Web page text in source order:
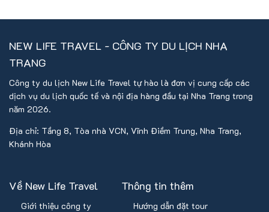
NEW LIFE TRAVEL - CÔNG TY DU LỊCH NHA
TRANG
Công ty du lịch New Life Travel tự hào là đơn vị cung cấp các
dịch vụ du lịch quốc tế và nội địa hàng đầu tại Nha Trang trong
năm 2026.
Địa chỉ: Tầng 8, Tòa nhà VCN, Vĩnh Điềm Trung, Nha Trang,
Khánh Hòa
Về New Life Travel
Giới thiệu công ty
Thông tin thêm
Hướng dẫn đặt tour